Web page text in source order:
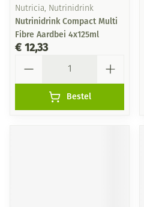
Nutricia, Nutrinidrink
Nutrinidrink Compact Multi
Fibre Aardbei 4x125ml
€ 12,33
Bestel